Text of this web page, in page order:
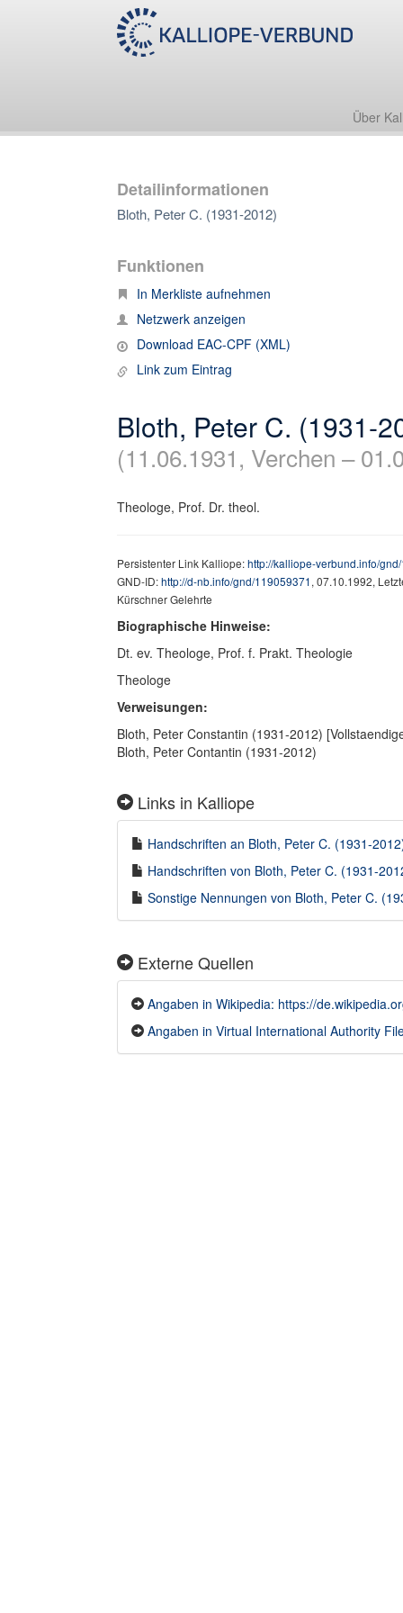
Über
Detailinformationen
Bloth, Peter C. (1931-2012)
Funktionen
In Merkliste aufnehmen
Netzwerk anzeigen
Download EAC-CPF (XML)
Link zum Eintrag
Bloth, Peter C. (1931-
(11.06.1931, Verchen –
Theologe, Prof. Dr. theol.
Persistenter Link Kalliope:http://kalliope-verbund.info/
GND-ID:http://d-nb.info/gnd/119059371, 07.10.1992,
Kürschner Gelehrte
Biographische Hinweise:
Dt. ev. Theologe, Prof. f. Prakt. Theologie
Theologe
Verweisungen:
Bloth, Peter Constantin (1931-2012)
Bloth, Peter Contantin (1931-2012)
Links in Kalliope
Handschriften an Bloth, Peter C. (1931-
Handschriften von Bloth, Peter C. (1931-
Sonstige Nennungen von Bloth, Peter C.
Externe Quellen
Angaben in Wikipedia: https://
Angaben in Virtual International Authority